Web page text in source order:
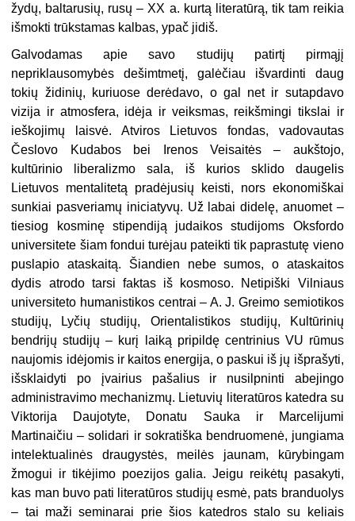
žydų, baltarusių, rusų – XX a. kurtą literatūrą, tik tam reikia
išmokti trūkstamas kalbas, ypač jidiš.
Galvodamas apie savo studijų patirtį pirmąjį
nepriklausomybės dešimtmetį, galėčiau išvardinti daug
tokių židinių, kuriuose derėdavo, o gal net ir sutapdavo
vizija ir atmosfera, idėja ir veiksmas, reikšmingi tikslai ir
ieškojimų laisvė. Atviros Lietuvos fondas, vadovautas
Česlovo Kudabos bei Irenos Veisaitės – aukštojo,
kultūrinio liberalizmo sala, iš kurios sklido daugelis
Lietuvos mentalitetą pradėjusių keisti, nors ekonomiškai
sunkiai pasveriamų iniciatyvų. Už labai didelę, anuomet –
tiesiog kosminę stipendiją judaikos studijoms Oksfordo
universitete šiam fondui turėjau pateikti tik paprastutę vieno
puslapio ataskaitą. Šiandien nebe sumos, o ataskaitos
dydis atrodo tarsi faktas iš kosmoso. Netipiški Vilniaus
universiteto humanistikos centrai – A. J. Greimo semiotikos
studijų, Lyčių studijų, Orientalistikos studijų, Kultūrinių
bendrijų studijų – kurį laiką pripildę centrinius VU rūmus
naujomis idėjomis ir kaitos energija, o paskui iš jų išprašyti,
išsklaidyti po įvairius pašalius ir nusilpninti abejingo
administravimo mechanizmų. Lietuvių literatūros katedra su
Viktorija Daujotyte, Donatu Sauka ir Marcelijumi
Martinaičiu – solidari ir sokratiška bendruomenė, jungiama
intelektualinės draugystės, meilės jaunam, kūrybingam
žmogui ir tikėjimo poezijos galia. Jeigu reikėtų pasakyti,
kas man buvo pati literatūros studijų esmė, pats branduolys
– tai maži seminarai prie šios katedros stalo su keliais